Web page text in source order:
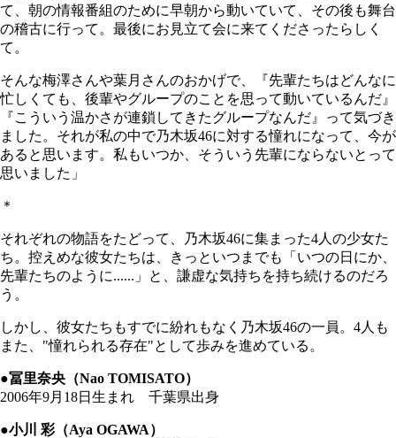
て、朝の情報番組のために早朝から動いていて、その後も舞台
の稽古に行って。最後にお見立て会に来てくださったらしく
て。
そんな梅澤さんや葉月さんのおかげで、『先輩たちはどんなに
忙しくても、後輩やグループのことを思って動いているんだ』
『こういう温かさが連鎖してきたグループなんだ』って気づき
ました。それが私の中で乃木坂46に対する憧れになって、今が
あると思います。私もいつか、そういう先輩にならないとって
思いました」
＊
それぞれの物語をたどって、乃木坂46に集まった4人の少女た
ち。控えめな彼女たちは、きっといつまでも「いつの日にか、
先輩たちのように......」と、謙虚な気持ちを持ち続けるのだろ
う。
しかし、彼女たちもすでに紛れもなく乃木坂46の一員。4人も
また、"憧れられる存在"として歩みを進めている。
●冨里奈央（Nao TOMISATO）
2006年9月18日生まれ 千葉県出身
●小川 彩（Aya OGAWA）